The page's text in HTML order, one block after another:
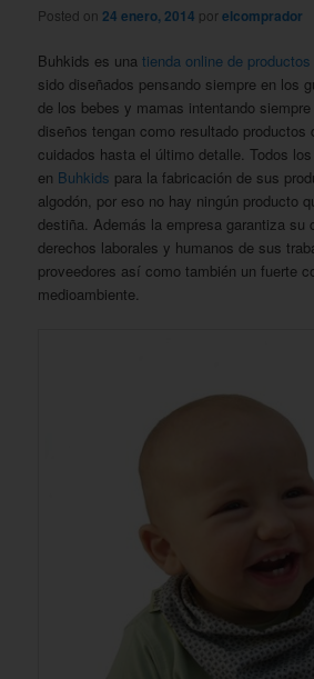
Posted on 24 enero, 2014 porelcomprador
Buhkids es unatienda online de
sido diseñados pensando siempre en los
de los bebes y mamas intentando
diseños tengan como resultado productos
cuidados hasta el último detalle. Todos
en Buhkids para la fabricación de sus
algodón, por eso no hay ningún producto
destiña. Además la empresa garantiza su
derechos laborales y humanos de sus
proveedores así como también un fuerte
medioambiente.